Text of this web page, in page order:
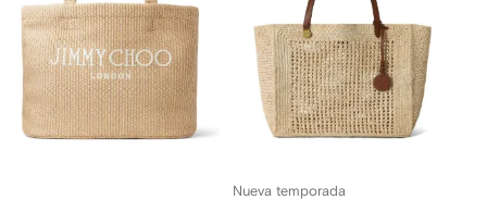
Nueva temporada